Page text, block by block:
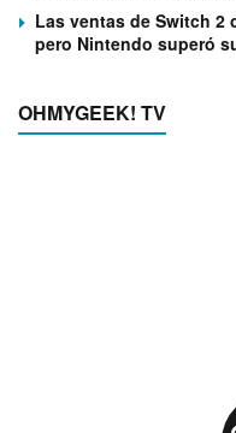
Las ventas de Switch 2
pero Nintendo superó
OHMYGEEK! TV